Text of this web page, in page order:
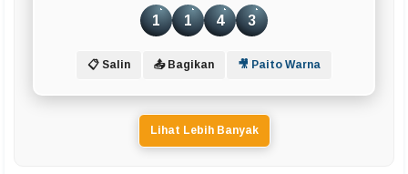
1 1 4 3
📋 Salin 📤 Bagikan 🎥 Paito Warna
Lihat Lebih Banyak